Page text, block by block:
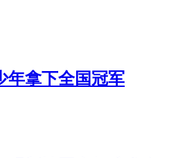
年拿下全国冠军